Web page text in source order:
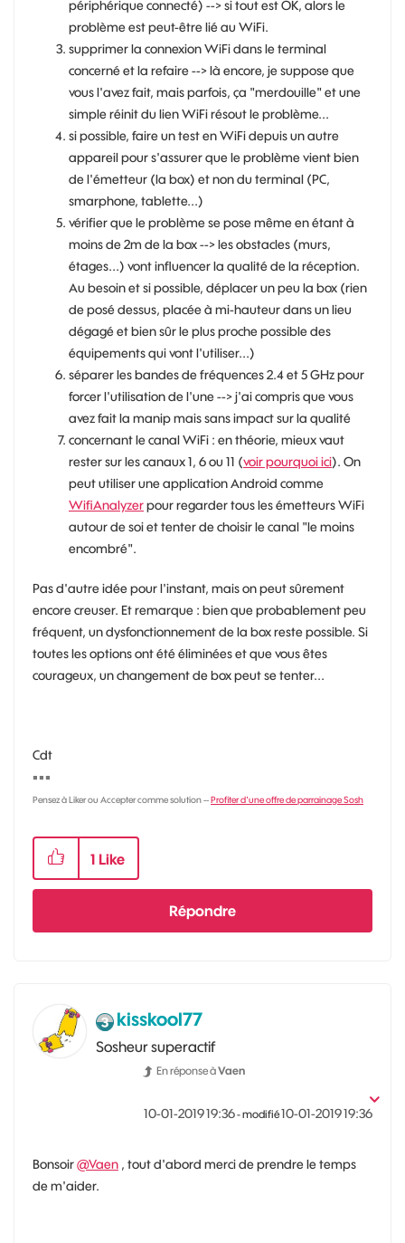
périphérique connecté) --> si tout est OK, alors le
problème est peut-être lié au WiFi.
supprimer la connexion WiFi dans le terminal
concerné et la refaire --> là encore, je suppose que
vous l'avez fait, mais parfois, ça "merdouille" et une
simple réinit du lien WiFi résout le problème...
si possible, faire un test en WiFi depuis un autre
appareil pour s'assurer que le problème vient bien
de l'émetteur (la box) et non du terminal (PC,
smarphone, tablette...)
vérifier que le problème se pose même en étant à
moins de 2m de la box --> les obstacles (murs,
étages...) vont influencer la qualité de la réception.
Au besoin et si possible, déplacer un peu la box (rien
de posé dessus, placée à mi-hauteur dans un lieu
dégagé et bien sûr le plus proche possible des
équipements qui vont l'utiliser...)
séparer les bandes de fréquences 2.4 et 5 GHz pour
forcer l'utilisation de l'une --> j'ai compris que vous
avez fait la manip mais sans impact sur la qualité
concernant le canal WiFi : en théorie, mieux vaut
rester sur les canaux 1, 6 ou 11 (voir pourquoi ici). On
peut utiliser une application Android comme
WifiAnalyzerpour regarder tous les émetteurs WiFi
autour de soi et tenter de choisir le canal "le moins
encombré".
Pas d'autre idée pour l'instant, mais on peut sûrement
encore creuser. Et remarque : bien que probablement peu
fréquent, un dysfonctionnement de la box reste possible. Si
toutes les options ont été éliminées et que vous êtes
courageux, un changement de box peut se tenter...
Cdt
◾◾◾
Pensez à Liker ou Accepter comme solution --Profiter d'une offre de parrainage Sosh
1 Like
Répondre
kisskool77
Sosheur superactif
En réponse àVaen
‎10-01-201919:36- modifié‎10-01-201919:36
Bonsoir@Vaen , tout d'abord merci de prendre le temps
de m'aider.